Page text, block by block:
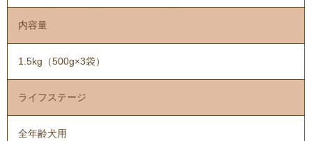
内容量
1.5kg（500g×3袋）
ライフステージ
全年齢犬用